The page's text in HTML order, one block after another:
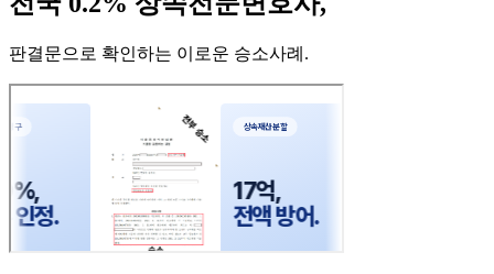
판결문으로 확인하는 이로운 승소사례 .